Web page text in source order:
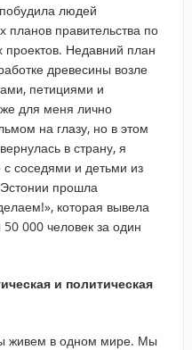
людей
планов правительства по
проектов. Недавний план
древесины возле
петициями и
для меня лично
на глазу, но в этом
в страну, я
соседями и детьми из
прошла
которая вывела
000 человек за один
и политическая
живем в одном мире. Мы